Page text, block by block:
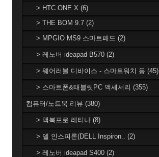
> HTC ONE X (6)
> THE BOM 9.7 (2)
> MPGIO MS9 스마트패드 (2)
> 레노버 ideapad B570 (2)
> 웨어러블 디바이스 - 스마트워치 등 (45)
> 스마트폰&태블릿PC 액세서리 (355)
컴퓨터/노트북 리뷰 (380)
> 맥북프로 레티나 (8)
> 델 인스피론(DELL Inspiron.. (2)
> 레노버 ideapad S400 (2)